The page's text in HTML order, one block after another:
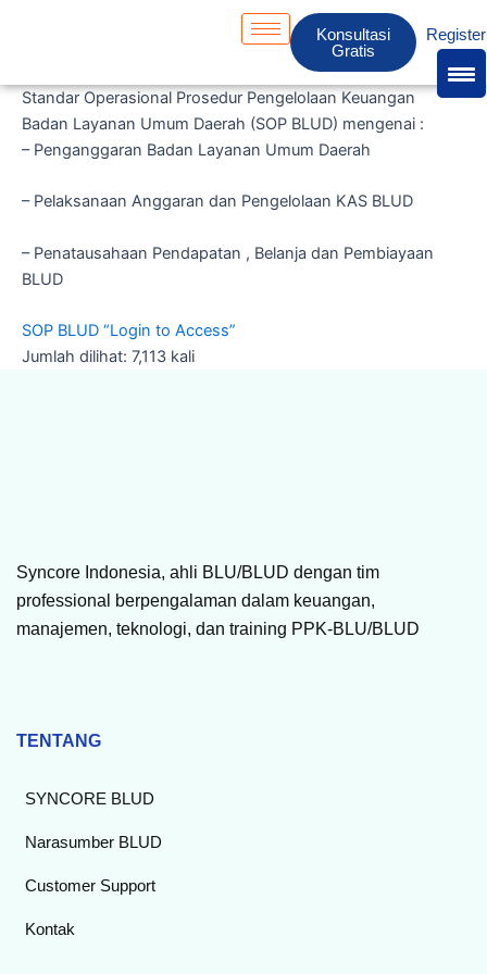
Konsultasi
Gratis
Register
Standar Operasional Prosedur Pengelolaan Keuangan
Badan Layanan Umum Daerah (SOP BLUD) mengenai :
– Penganggaran Badan Layanan Umum Daerah
– Pelaksanaan Anggaran dan Pengelolaan KAS BLUD
– Penatausahaan Pendapatan , Belanja dan Pembiayaan
BLUD
SOP BLUD “Login to Access”
Jumlah dilihat: 7,113 kali
Syncore Indonesia, ahli BLU/BLUD dengan tim
professional berpengalaman dalam keuangan,
manajemen, teknologi, dan training PPK-BLU/BLUD
TENTANG
SYNCORE BLUD
Narasumber BLUD
Customer Support
Kontak